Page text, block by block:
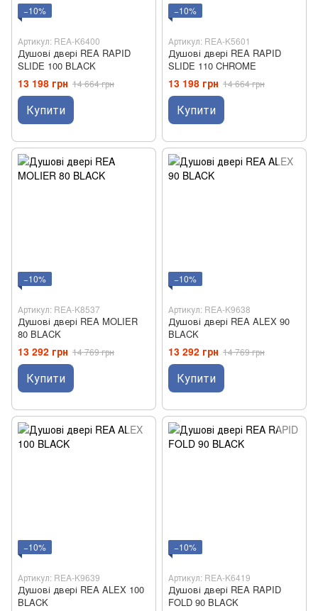
−10%
Артикул: REA-K6400
Душові двері REA RAPID
SLIDE 100 BLACK
13 198 грн 14 664 грн
Купити
−10%
Артикул: REA-K5601
Душові двері REA RAPID
SLIDE 110 CHROME
13 198 грн 14 664 грн
Купити
−10%
Артикул: REA-K8537
Душові двері REA MOLIER
80 BLACK
13 292 грн 14 769 грн
Купити
−10%
Артикул: REA-K9638
Душові двері REA ALEX 90
BLACK
13 292 грн 14 769 грн
Купити
−10%
Артикул: REA-K9639
Душові двері REA ALEX 100
BLACK
−10%
Артикул: REA-K6419
Душові двері REA RAPID
FOLD 90 BLACK